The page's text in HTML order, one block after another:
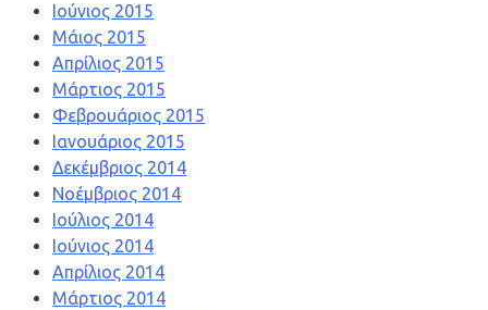
Ιούνιος 2015
Μάιος 2015
Απρίλιος 2015
Μάρτιος 2015
Φεβρουάριος 2015
Ιανουάριος 2015
Δεκέμβριος 2014
Νοέμβριος 2014
Ιούλιος 2014
Ιούνιος 2014
Απρίλιος 2014
Μάρτιος 2014